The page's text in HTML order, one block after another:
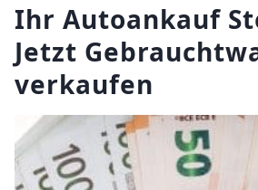
Ihr Autoankauf
Jetzt
verkaufen